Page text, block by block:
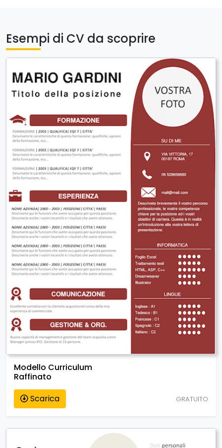
Esempi di CV da scoprire
Modello Curriculum
Raffinato
Scarica
GRATUITO